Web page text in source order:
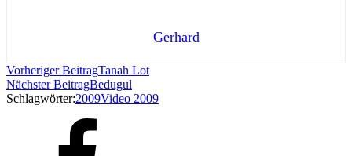
Gerhard
Vorheriger BeitragTanah Lot
Nächster BeitragBedugul
Schlagwörter:2009Video 2009